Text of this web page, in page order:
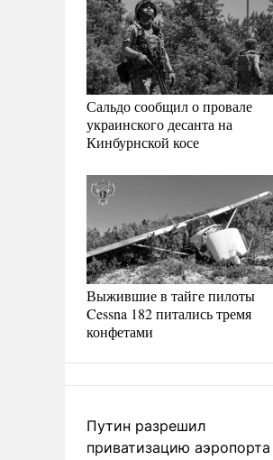
Сальдо сообщил о провале
украинского десанта на
Кинбурнской косе
Выжившие в тайге пилоты
Cessna 182 питались тремя
конфетами
Путин разрешил
приватизацию аэропорта